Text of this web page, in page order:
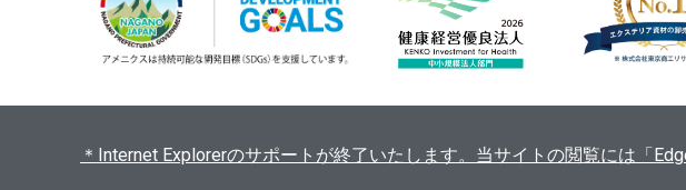
＊Internet Explorerのサポートが終了いたします。当サイトの閲覧には「